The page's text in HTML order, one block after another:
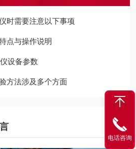
时需要注意以下事项
点与操作说明
设备参数
方法涉及多个方面
电话咨询